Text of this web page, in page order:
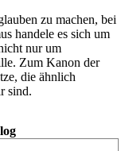
zu machen, bei
handele es sich um
nur um
Zum Kanon der
die ähnlich
sind.